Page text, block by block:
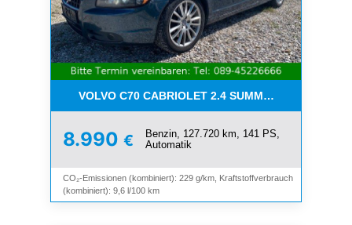
VOLVO C70 CABRIOLET 2.4
8.990 €
Benzin, 127.720 km, 141 PS,
Automatik
CO₂-Emissionen (kombiniert): 229 g/km, Kraftstoffverbrauch
(kombiniert): 9,6 l/100 km